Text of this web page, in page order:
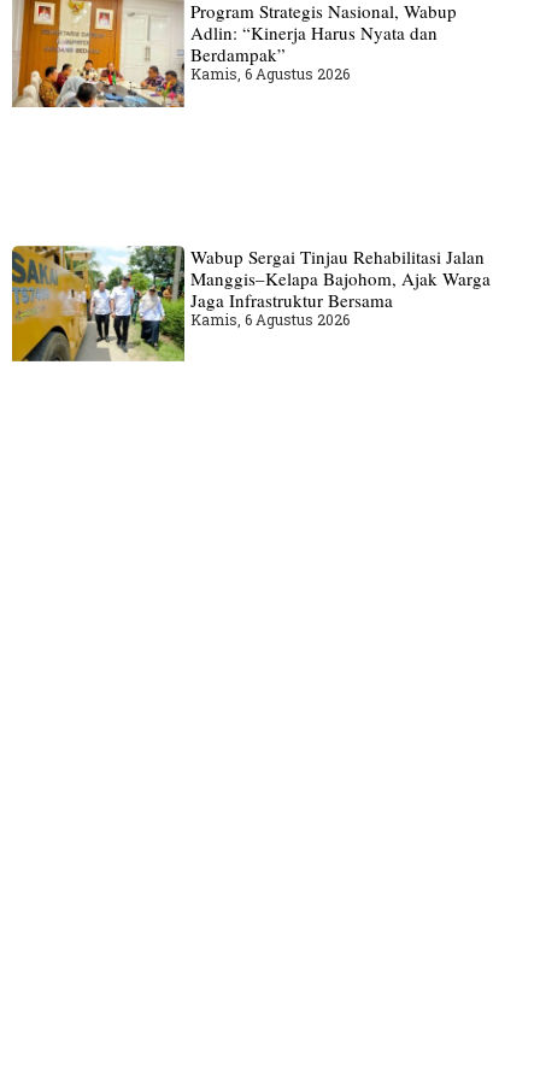
Program Strategis Nasional, Wabup
Adlin: “Kinerja Harus Nyata dan
Berdampak”
Kamis, 6 Agustus 2026
Wabup Sergai Tinjau Rehabilitasi Jalan
Manggis–Kelapa Bajohom, Ajak Warga
Jaga Infrastruktur Bersama
Kamis, 6 Agustus 2026